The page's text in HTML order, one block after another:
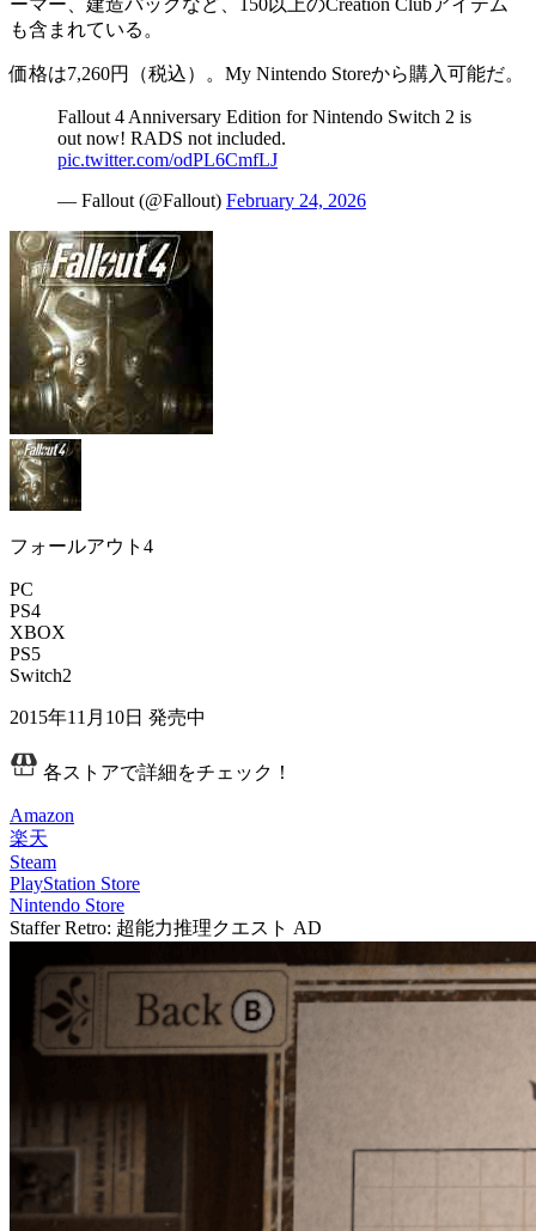
も含まれている。
価格は7,260円（税込） 。My Nintendo Storeから購入可能だ。
Fallout 4 Anniversary Edition for Nintendo Switch 2 is
out now! RADS not included.
pic.twitter.com/odPL6CmfLJ
— Fallout (@Fallout) February 24, 2026
フォールアウト4
PC
PS4
XBOX
PS5
Switch2
2015年11月10日 発売中
各ストアで詳細をチェック！
Amazon
楽天
Steam
PlayStation Store
Nintendo Store
Staffer Retro: 超能力推理クエスト AD